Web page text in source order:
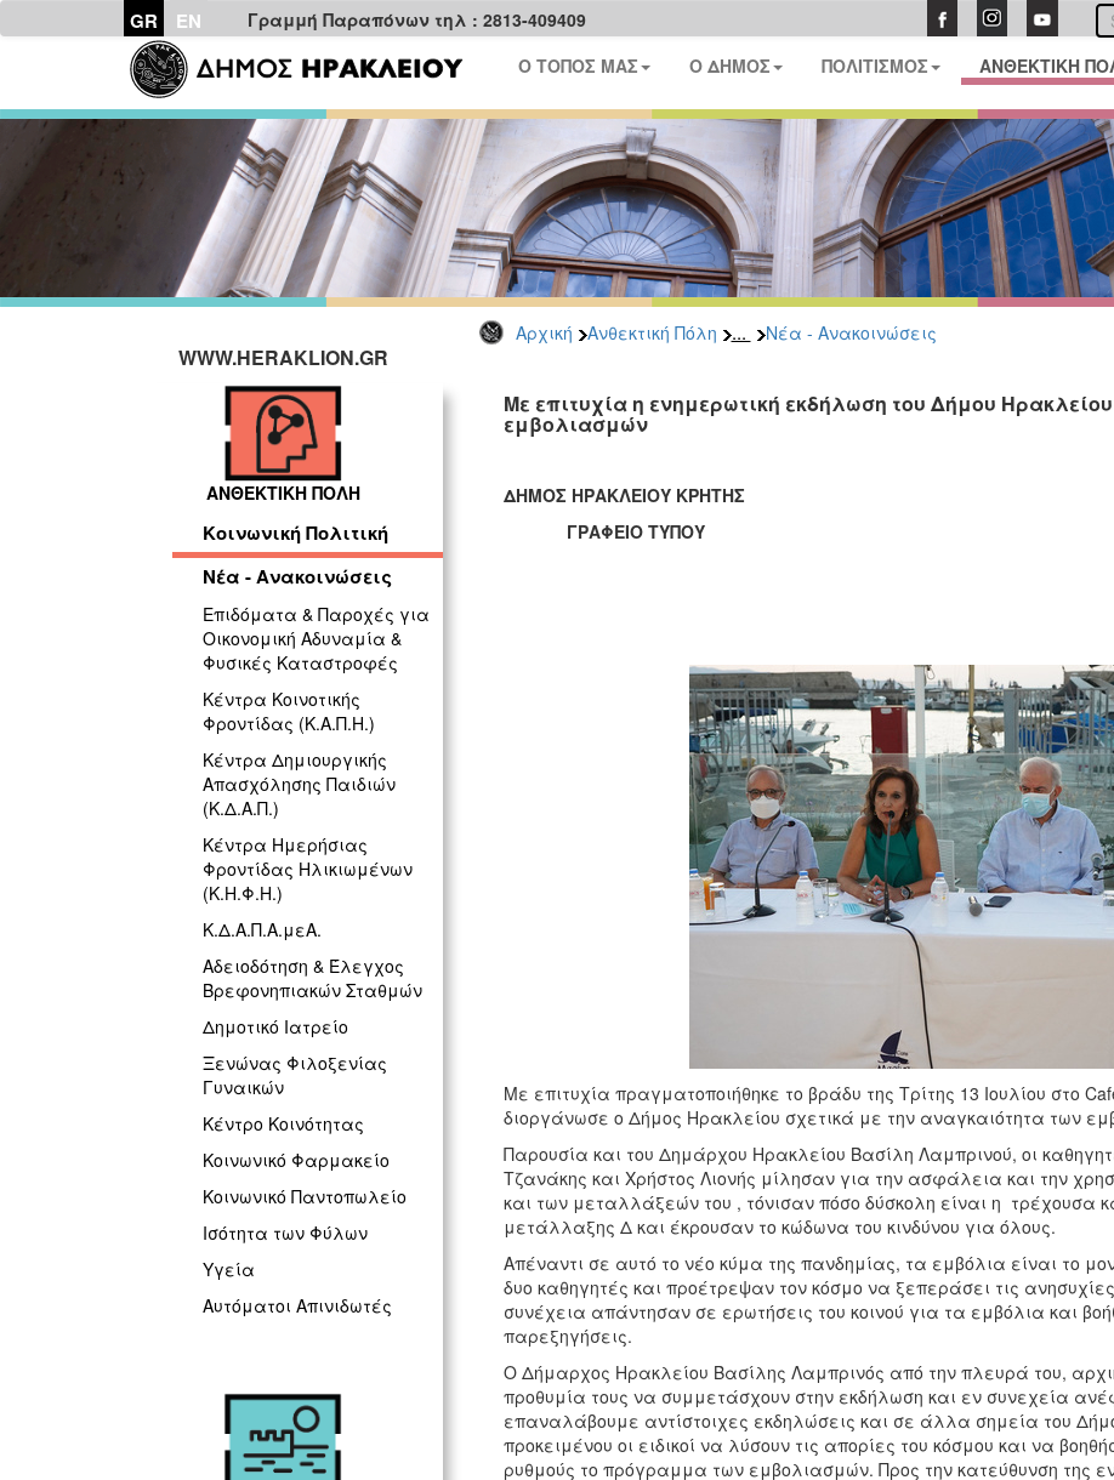
GR EN Γραμμή Παραπόνων τηλ : 2813-409409
Ο ΤΟΠΟΣ ΜΑΣ Ο ΔΗΜΟΣ ΠΟΛΙΤΙΣΜΟΣ ΑΝΘΕΚΤΙΚΗ
Αρχική Ανθεκτική Πόλη ... Νέα - Ανακοινώσεις
WWW.HERAKLION.GR
ΑΝΘΕΚΤΙΚΗ ΠΟΛΗ
Κοινωνική Πολιτική
Νέα - Ανακοινώσεις
Επιδόματα & Παροχές για
Οικονομική Αδυναμία &
Φυσικές Καταστροφές
Κέντρα Κοινοτικής
Φροντίδας (Κ.Α.Π.Η.)
Κέντρα Δημιουργικής
Απασχόλησης Παιδιών
(Κ.Δ.Α.Π.)
Κέντρα Ημερήσιας
Φροντίδας Ηλικιωμένων
(Κ.Η.Φ.Η.)
Κ.Δ.Α.Π.Α.μεΑ.
Αδειοδότηση & Έλεγχος
Βρεφονηπιακών Σταθμών
Δημοτικό Ιατρείο
Ξενώνας Φιλοξενίας
Γυναικών
Κέντρο Κοινότητας
Κοινωνικό Φαρμακείο
Κοινωνικό Παντοπωλείο
Ισότητα των Φύλων
Υγεία
Αυτόματοι Απινιδωτές
Με επιτυχία η ενημερωτική εκδήλωση του Δήμου
εμβολιασμών
ΔΗΜΟΣ ΗΡΑΚΛΕΙΟΥ ΚΡΗΤΗΣ
ΓΡΑΦΕΙΟ ΤΥΠΟΥ
Με επιτυχία πραγματοποιήθηκε το βράδυ της Τρίτης 13 Ιουλίου στο
διοργάνωσε ο Δήμος Ηρακλείου σχετικά με την αναγκαιότητα των
Παρουσία και του Δημάρχου Ηρακλείου Βασίλη Λαμπρινού, οι
Τζανάκης και Χρήστος Λιονής μίλησαν για την ασφάλεια και την
και των μεταλλάξεών του , τόνισαν πόσο δύσκολη είναι η τρέχουσα
μετάλλαξης Δ και έκρουσαν το κώδωνα του κινδύνου για όλους.
Απέναντι σε αυτό το νέο κύμα της πανδημίας, τα εμβόλια είναι το
δυο καθηγητές και προέτρεψαν τον κόσμο να ξεπεράσει τις
συνέχεια απάντησαν σε ερωτήσεις του κοινού για τα εμβόλια και
παρεξηγήσεις.
Ο Δήμαρχος Ηρακλείου Βασίλης Λαμπρινός από την πλευρά του,
προθυμία τους να συμμετάσχουν στην εκδήλωση και εν συνεχεία
επαναλάβουμε αντίστοιχες εκδηλώσεις και σε άλλα σημεία του
προκειμένου οι ειδικοί να λύσουν τις απορίες του κόσμου και να
ρυθμούς το πρόγραμμα των εμβολιασμών. Προς την κατεύθυνση της